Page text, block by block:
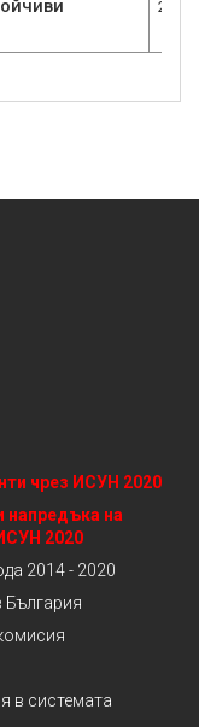
2
чрез ИСУН 2020
напредъка на
2020
2014 - 2020
България
в системата